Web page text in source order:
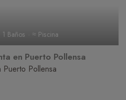
1 Baños ≈ Piscina
en Puerto Pollensa
Pollensa